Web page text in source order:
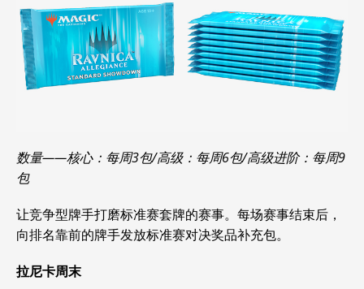
数量——核心：每周3包/高级：每周6包/高级进阶：每周9
包
让竞争型牌手打磨标准赛套牌的赛事。每场赛事结束后，
向排名靠前的牌手发放标准赛对决奖品补充包。
拉尼卡周末